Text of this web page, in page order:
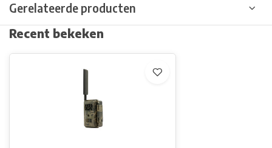
Gerelateerde producten
Recent bekeken